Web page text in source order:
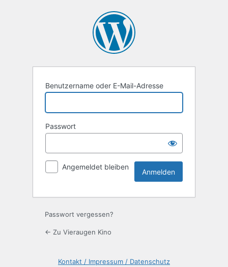
Benutzername oder E-Mail-Adresse
Passwort
Angemeldet bleiben
Passwort vergessen?
← Zu Vieraugen Kino
Kontakt / Impressum / Datenschutz